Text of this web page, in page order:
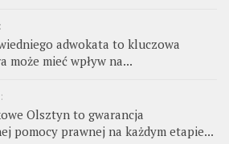
adwokata to kluczowa
może mieć wpływ na...
Olsztyn to gwarancja
pomocy prawnej na każdym etapie...